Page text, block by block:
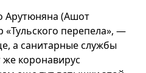
Арутюняна (Ашот
«Тульского перепела», —
а санитарные службы
коронавирус